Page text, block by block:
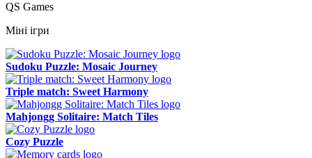
QS Games
Міні ігри
Sudoku Puzzle: Mosaic Journey
Triple match: Sweet Harmony
Mahjongg Solitaire: Match Tiles
Cozy Puzzle